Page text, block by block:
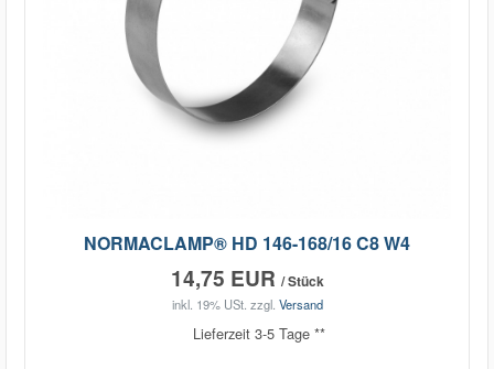
NORMACLAMP® HD 146-168/16 C8 W4
14,75 EUR / Stück
inkl. 19% USt. zzgl. Versand
Lieferzeit 3-5 Tage **